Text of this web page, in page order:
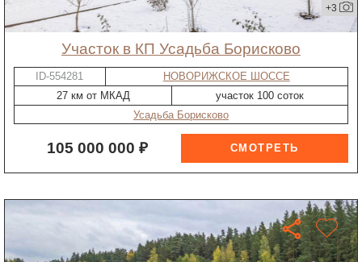
+3
участок в КП Усадьба Борисково
ID-554281
НОВОРИЖСКОЕ ШОССЕ
27 км от МКАД
участок 100 соток
Усадьба Борисково
105 000 000 ₽